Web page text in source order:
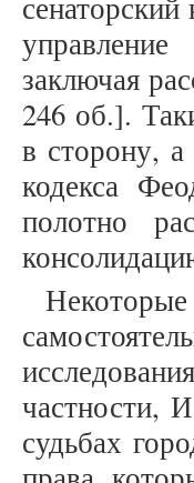
заключая
246 об.].
в сторону,
кодекса
полотно
частности,
судьбах